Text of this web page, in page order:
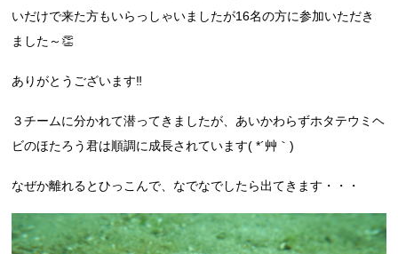
いだけで来た方もいらっしゃいましたが16名の方に参加いただき
ました～👏
ありがとうございます‼
３チームに分かれて潜ってきましたが、あいかわらずホタテウミヘ
ビのほたろう君は順調に成長されています( *´艸｀)
なぜか離れるとひっこんで、なでなでしたら出てきます・・・